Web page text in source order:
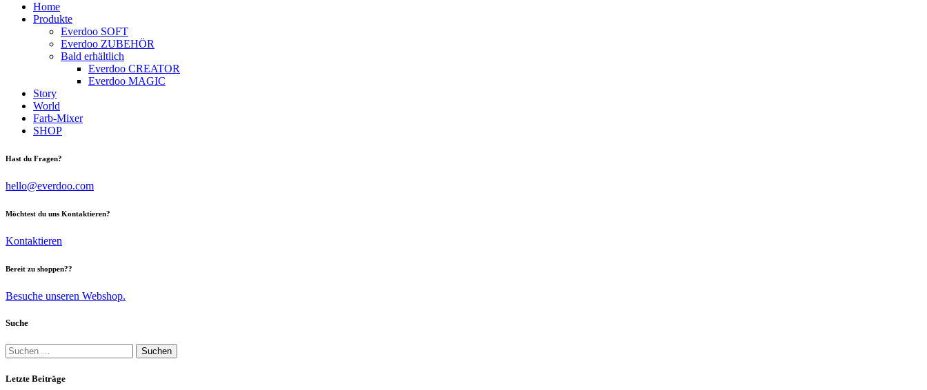
Home
Produkte
Everdoo SOFT
Everdoo ZUBEHÖR
Bald erhältlich
Everdoo CREATOR
Everdoo MAGIC
Story
World
Farb-Mixer
SHOP
facebook-
instagram
tik-
Hast du Fragen?
hello@everdoo.com
Möchtest du uns Kontaktieren?
Kontaktieren
Bereit zu shoppen??
Besuche unseren Webshop.
Suche
Suchen
nach:
Letzte Beiträge